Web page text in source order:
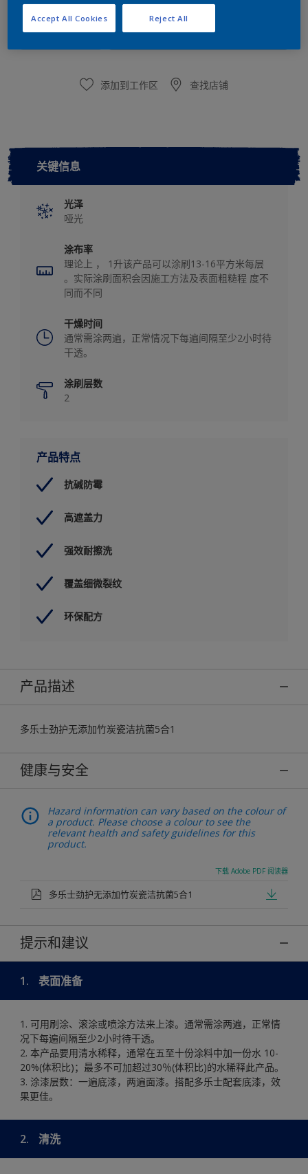
数量 涂刷计算
计算
添加到工作区 查找店铺
关键信息
光泽
哑光
涂布率
理论上 ， 1升该产品可以涂刷13-16平方米每层
。实际涂刷面积会因施工方法及表面粗糙程 度不
同而不同
干燥时间
通常需涂两遍，正常情况下每遍间隔至少2小时待
干透。
涂刷层数
2
产品特点
抗碱防霉
高遮盖力
强效耐擦洗
覆盖细微裂纹
环保配方
产品描述
多乐士劲护无添加竹炭瓷洁抗菌5合1
健康与安全
Hazard information can vary based on the colour of
a product. Please choose a colour to see the
relevant health and safety guidelines for this
product.
下载 Adobe PDF 阅读器
多乐士劲护无添加竹炭瓷洁抗菌5合1
提示和建议
1. 表面准备
1. 可用刷涂、滚涂或喷涂方法来上漆。通常需涂两遍，正常情
况下每遍间隔至少2小时待干透。
2. 本产品要用清水稀释，通常在五至十份涂料中加一份水 10-
20%(体积比)；最多不可加超过30％(体积比)的水稀释此产品。
3. 涂漆层数：一遍底漆，两遍面漆。搭配多乐士配套底漆，效
果更佳。
2. 清洗
Reject All
Accept All Cookies